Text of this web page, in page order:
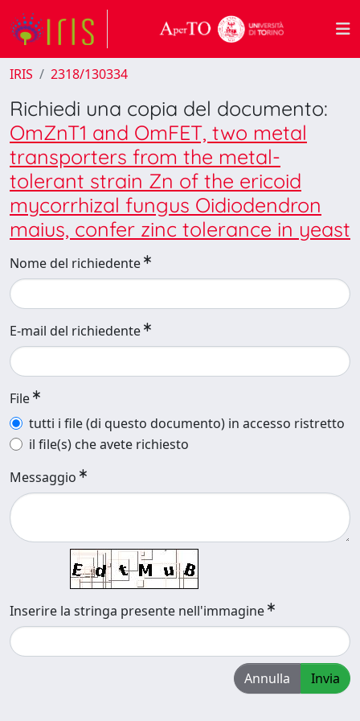
IRIS 2318/130334
Richiedi una copia del documento:
OmZnT1 and OmFET, two metal
transporters from the metal-
tolerant strain Zn of the ericoid
mycorrhizal fungus Oidiodendron
maius, confer zinc tolerance in yeast
Nome del richiedente
E-mail del richiedente
File
tutti i file (di questo documento) in accesso ristretto
il file(s) che avete richiesto
Messaggio
Inserire la stringa presente nell'immagine
Annulla Invia